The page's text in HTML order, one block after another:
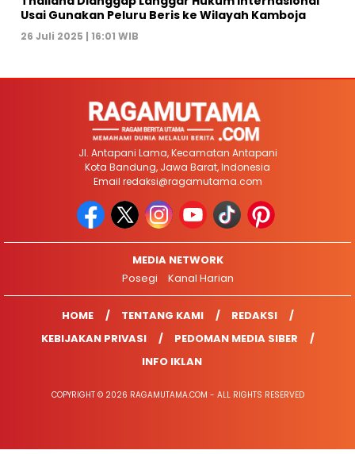
Usai Gunakan Peluru Beris ke Wilayah Kamboja
26 Juli 2025 | 16:01 WIB
Jl. Antapani Lama, Kecamatan Antapani
Kota Bandung, Jawa Barat, Indonesia
Email redaksi@ragamutama.com
MEDIA NETWORK
Posegi
Kanal Harian
HOME TENTANG KAMI
REDAKSI
KEBIJAKAN PRIVASI
PEDOMAN MEDIA SIBER
INFO IKLAN
COPYRIGHT © 2026 RAGAMUTAMA.COM - ALL RIGHTS RESERVED